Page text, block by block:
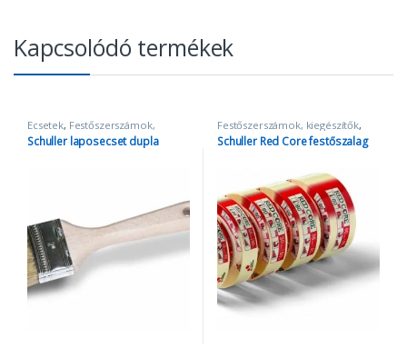
Kapcsolódó termékek
Ecsetek, Festőszerszámok,
kiegészítők
Schuller laposecset dupla
Festőszerszámok, kiegészítők,
Szalagok
Schuller Red Core festőszalag